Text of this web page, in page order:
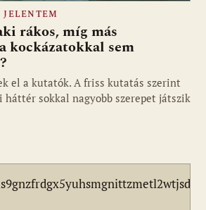
rákos, míg más
kockázatokkal sem
el a kutatók. A friss kutatás szerint
sokkal nagyobb szerepet játszik